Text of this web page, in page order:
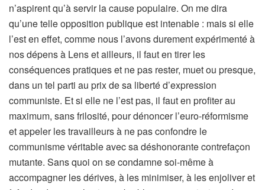
n’aspirent qu’à servir la cause populaire. On me dira
qu’une telle opposition publique est intenable : mais si elle
l’est en effet, comme nous l’avons durement expérimenté à
nos dépens à Lens et ailleurs, il faut en tirer les
conséquences pratiques et ne pas rester, muet ou presque,
dans un tel parti au prix de sa liberté d’expression
communiste. Et si elle ne l’est pas, il faut en profiter au
maximum, sans frilosité, pour dénoncer l’euro-réformisme
et appeler les travailleurs à ne pas confondre le
communisme véritable avec sa déshonorante contrefaçon
mutante. Sans quoi on se condamne soi-même à
accompagner les dérives, à les minimiser, à les enjoliver et